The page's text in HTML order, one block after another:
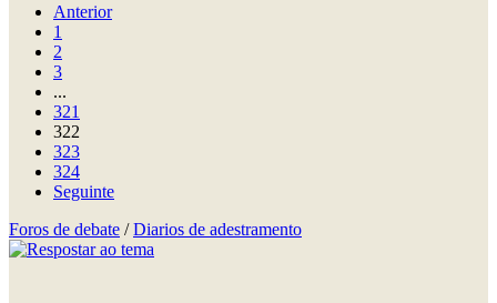
Anterior
1
2
3
...
321
322
323
324
Seguinte
Foros de debate /Diarios de adestramento